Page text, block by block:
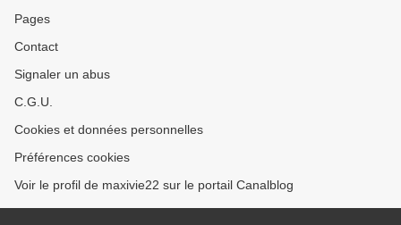
Pages
Contact
Signaler un abus
C.G.U.
Cookies et données personnelles
Préférences cookies
Voir le profil de maxivie22 sur le portail Canalblog